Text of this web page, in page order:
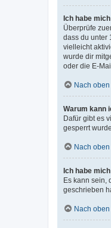
Ich habe
Überprüfe
dass du unter
vielleicht
wurde dir
oder die E-
Nach oben
Warum kann
Dafür gibt es
gesperrt
Nach oben
Ich habe
Es kann sein,
geschrieben
Nach oben